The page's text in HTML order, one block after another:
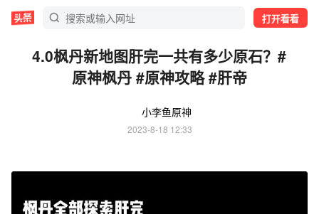
打开看看
4.0枫丹新地图肝完一共有多少原石？#
原神枫丹 #原神攻略 #肝帝
小李鱼原神
2023-8-18 12:33